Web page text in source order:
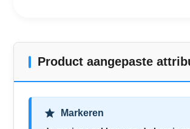
Product aangepaste
Markeren